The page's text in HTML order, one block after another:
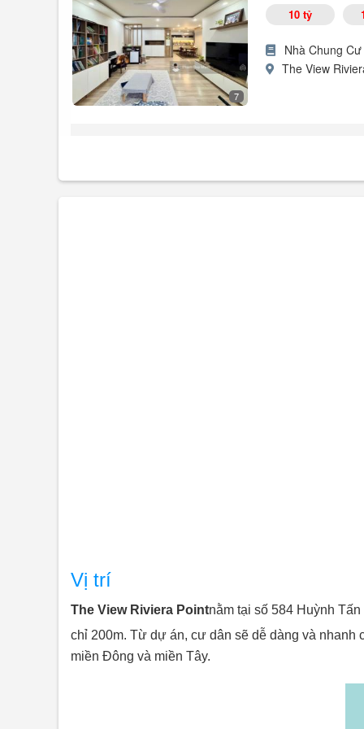
+ Hợp đồng mua bán sang tên dễ dàng. Sau 3 - 6 tháng
+ Giá: 14,5 tỷ. Thương lượng ...
7
10 tỷ
Nhà Chung Cư
The View
+ Diện tích 125m², 3PN, 2WC, hướng cửa chính Đông
+ Ban công rộng, view sông thoáng mát. Giá chỉ 10 tỷ
Vị trí
The View Riviera Pointnằm tại số 584 Huỳnh
chỉ 200m. Từ dự án, cư dân sẽ dễ dàng và nhanh
miền Đông và miền Tây.